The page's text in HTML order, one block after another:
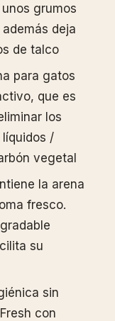
grumos
deja
de talco
para gatos
que es
los
/
vegetal
la arena
fresco.
su
sin
con